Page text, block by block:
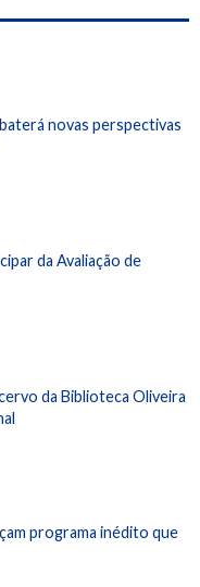
novas perspectivas
da Avaliação de
da Biblioteca Oliveira
programa inédito que